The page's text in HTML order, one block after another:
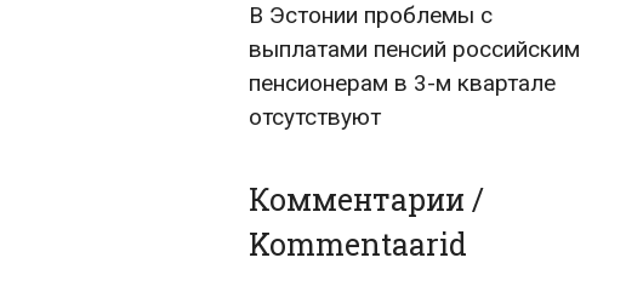
В Эстонии проблемы с
выплатами пенсий российским
пенсионерам в 3-м квартале
отсутствуют
Комментарии /
Kommentaarid